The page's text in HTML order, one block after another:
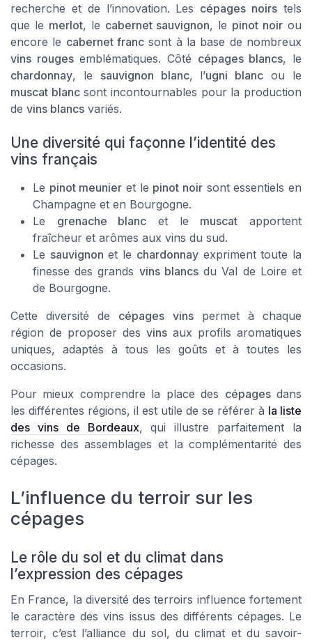
recherche et de l’innovation. Les cépages noirs tels
que le merlot, le cabernet sauvignon, le pinot noir ou
encore le cabernet franc sont à la base de nombreux
vins rougesemblématiques. Côté cépages blancs, le
chardonnay, le sauvignon blanc, l’ugni blanc ou le
muscat blancsont incontournables pour la production
de vins blancs variés.
Une diversité qui façonne l’identité des
vins français
Le pinot meunier et le pinot noir sont essentiels en
Champagne et en Bourgogne.
Le grenache blanc et le muscat apportent
fraîcheur et arômes aux vins du sud.
Le sauvignon et le chardonnayexpriment toute la
finesse des grands vins blancsdu Val de Loire et
de Bourgogne.
Cette diversité de cépages vinspermet à chaque
région de proposer des vins aux profils aromatiques
uniques, adaptés à tous les goûts et à toutes les
occasions.
Pour mieux comprendre la place des cépagesdans
les différentes régions, il est utile de se référer à la liste
des vins de Bordeaux, qui illustre parfaitement la
richesse des assemblages et la complémentarité des
cépages.
L’influence du terroir sur les
cépages
Le rôle du sol et du climat dans
l’expression des cépages
En France, la diversité des terroirs influence fortement
le caractère des vins issus des différents cépages. Le
terroir, c’est l’alliance du sol, du climat et du savoir-